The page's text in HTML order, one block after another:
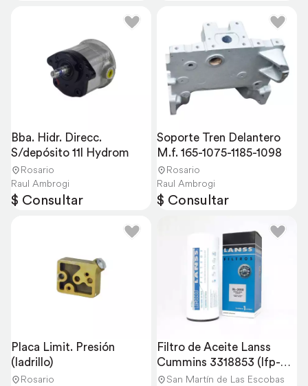
Bba. Hidr. Direcc.
S/depósito 11l Hydrom
Rosario
Raul Ambrogi
$ Consultar
Soporte Tren Delantero
M.f. 165-1075-1185-1098
Rosario
Raul Ambrogi
$ Consultar
Placa Limit. Presión
(ladrillo)
Rosario
Filtro de Aceite Lanss
Cummins 3318853 (lfp-
3000)
San Martín de Las Escobas